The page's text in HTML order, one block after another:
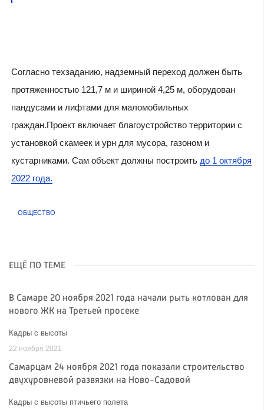
Согласно техзаданию, надземный переход должен быть
протяженностью 121,7 м и шириной 4,25 м, оборудован
пандусами и лифтами для маломобильных
граждан.Проект включает благоустройство территории с
установкой скамеек и урн для мусора, газоном и
кустарниками. Сам объект должны построить до 1 октября
2022 года.
ОБЩЕСТВО
ЕЩЁ ПО ТЕМЕ
В Самаре 20 ноября 2021 года начали рыть котлован для
нового ЖК на Третьей просеке
Кадры с высоты
22 ноября 2021
Самарцам 24 ноября 2021 года показали строительство
двухуровневой развязки на Ново-Садовой
Кадры с высоты птичьего полета